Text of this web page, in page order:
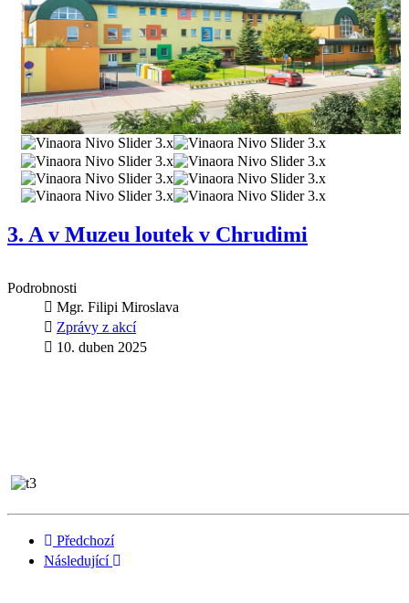
3. A v Muzeu loutek v Chrudimi
Podrobnosti
Mgr. Filipi Miroslava
Zprávy z akcí
10. duben 2025
Předchozí
Následující